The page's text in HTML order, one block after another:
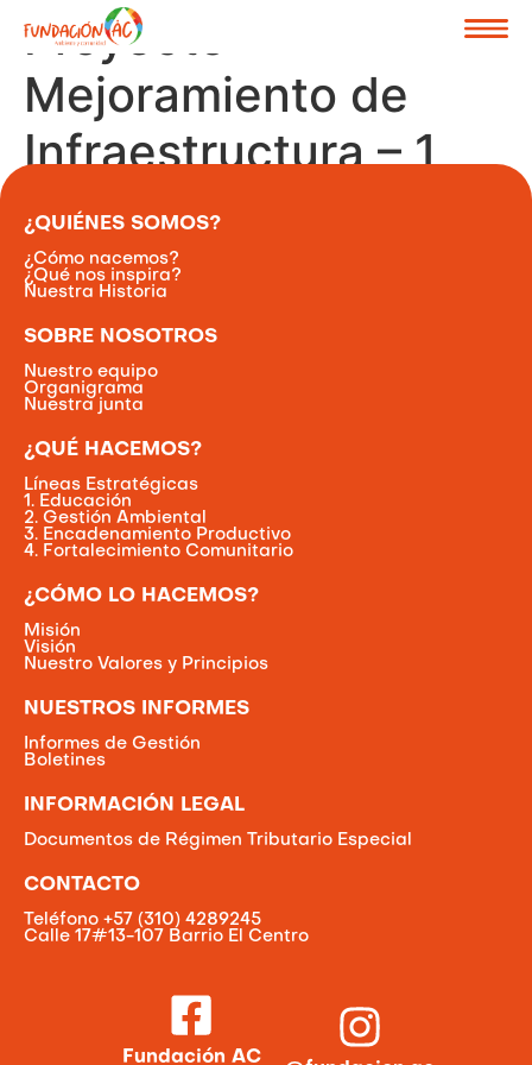
Proyecto
Mejoramiento de
Infraestructura – 1
¿QUIÉNES SOMOS?
¿Cómo nacemos?
¿Qué nos inspira?
Nuestra Historia
SOBRE NOSOTROS
Nuestro equipo
Organigrama
Nuestra junta
¿QUÉ HACEMOS?
Líneas Estratégicas
1. Educación
2. Gestión Ambiental
3. Encadenamiento Productivo
4. Fortalecimiento Comunitario
¿CÓMO LO HACEMOS?
Misión
Visión
Nuestro Valores y Principios
NUESTROS INFORMES
Informes de Gestión
Boletines
INFORMACIÓN LEGAL
Documentos de Régimen Tributario Especial
CONTACTO
Teléfono +57 (310) 4289245
Calle 17#13-107 Barrio El Centro
Fundación AC